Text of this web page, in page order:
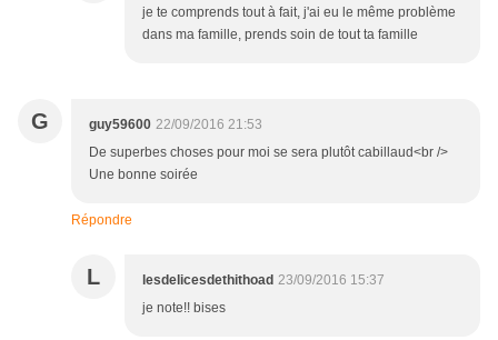
je te comprends tout à fait, j'ai eu le même problème
dans ma famille, prends soin de tout ta famille
G guy59600 22/09/2016 21:53
De superbes choses pour moi se sera plutôt cabillaud<br />
Une bonne soirée
Répondre
L lesdelicesdethithoad 23/09/2016 15:37
je note!! bises